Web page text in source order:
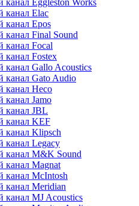
канал Eggleston Works
канал Elac
канал Epos
канал Final Sound
канал Focal
канал Fostex
канал Gallo Acoustics
канал Gato Audio
канал Heco
канал Jamo
канал JBL
канал KEF
канал Klipsch
канал Legacy
канал M&K Sound
канал Magnat
канал McIntosh
канал Meridian
канал MJ Acoustics